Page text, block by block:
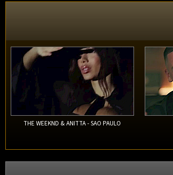
THE WEEKND & ANITTA - SAO PAULO